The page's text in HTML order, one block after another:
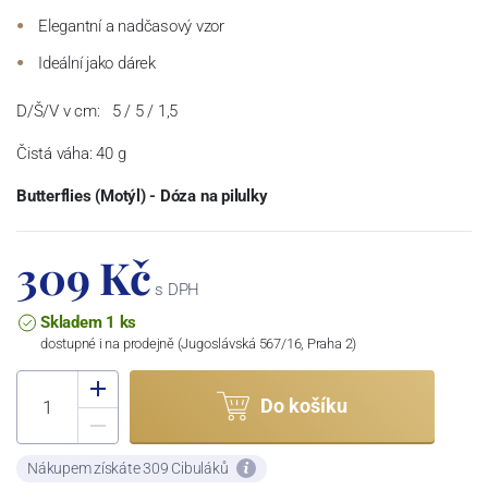
Elegantní a nadčasový vzor
Ideální jako dárek
D/Š/V v cm: 5 / 5 / 1,5
Čistá váha: 40 g
Butterflies (Motýl) - Dóza na pilulky
309 Kč s DPH
Skladem 1 ks
dostupné i na prodejně (Jugoslávská 567/16, Praha 2)
Do košíku
Nákupem získáte 309 Cibuláků